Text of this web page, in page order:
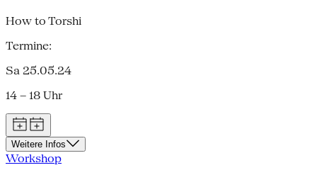
How to Torshi
Termine:
Sa 25.05.24
14 – 18 Uhr
Weitere Infos
Workshop